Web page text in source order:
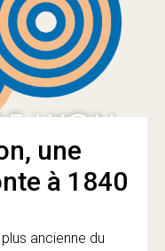
une
à 1840
ancienne du